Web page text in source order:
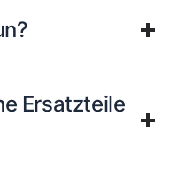
Ersatzteile